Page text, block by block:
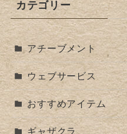
カテゴリー
アチーブメント
ウェブサービス
おすすめアイテム
ギャザクラ